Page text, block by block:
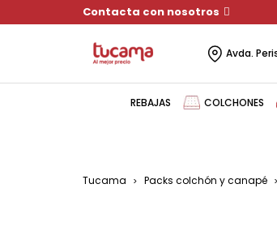
Contacta con nosotros
Avda.
REBAJAS COLCHONES
Tucama Packs colchón y canapé